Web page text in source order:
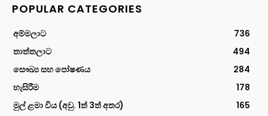
POPULAR CATEGORIES
අම්මලාට
736
තාත්තලාට
494
සෞඛ්‍ය සහ පෝෂණය
284
හැසිරීම
178
මුල් ළමා විය (අවු. 1ත් 3ත් අතර)
165